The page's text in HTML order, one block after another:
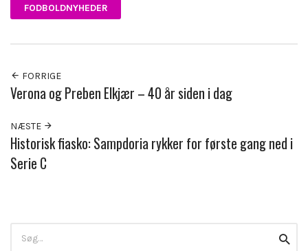
FODBOLDNYHEDER
FORRIGE
Verona og Preben Elkjær – 40 år siden i dag
NÆSTE
Historisk fiasko: Sampdoria rykker for første gang ned i
Serie C
for: